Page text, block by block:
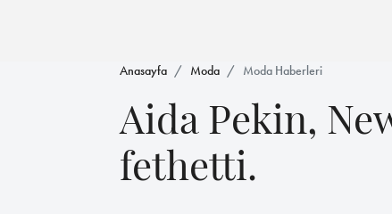
Anasayfa Moda Moda Haberleri
Aida Pekin,
fethetti.